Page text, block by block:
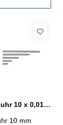
- max.
16 mm
Digitale Messuhr 10 x 0,01 mm mit Tiefenmessbrücke 102 x 17 mm
10 mm